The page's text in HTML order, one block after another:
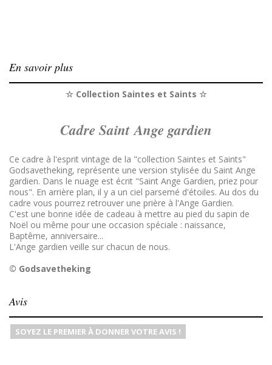
En savoir plus
☆ Collection Saintes et Saints ☆
Cadre Saint Ange gardien
Ce cadre à l'esprit vintage de la "collection Saintes et Saints"
Godsavetheking, représente une version stylisée du Saint Ange
gardien. Dans le nuage est écrit "Saint Ange Gardien, priez pour
nous". En arrière plan, il y a un ciel parsemé d'étoiles. Au dos du
cadre vous pourrez retrouver une prière à l'Ange Gardien.
C'est une bonne idée de cadeau à mettre au pied du sapin de
Noël ou même pour une occasion spéciale : naissance,
Baptême, anniversaire...
L'Ange gardien veille sur chacun de nous.
© Godsavetheking
Avis
SOYEZ LE PREMIER À DONNER VOTRE AVIS !